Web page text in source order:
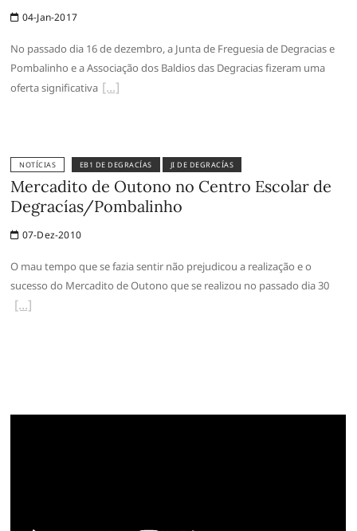
04-Jan-2017
No passado dia 16 de dezembro, a Junta de Freguesia de Degracias e
Pombalinho e a Associação dos Baldios das Degracias fizeram uma
oferta significativa
NOTÍCIAS EB1 DE DEGRACÍAS JI DE DEGRACÍAS
Mercadito de Outono no Centro Escolar de
Degracías/Pombalinho
07-Dez-2010
O mau tempo que se fazia sentir não prejudicou a realização e o
sucesso do Mercadito de Outono que se realizou no passado dia 30